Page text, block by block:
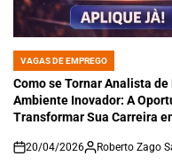
POSTED
IN
VAGAS DE EMPREGO
Como se Tornar Analista
Ambiente Inovador: A
Transformar Sua Carreira
on
20/04/2026 Roberto Zago